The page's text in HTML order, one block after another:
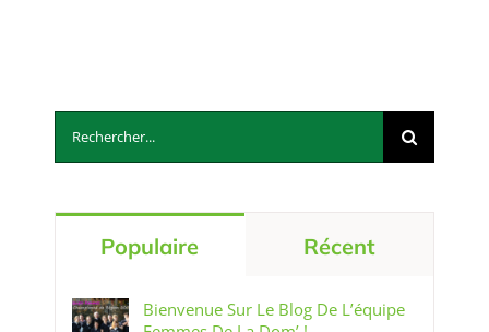
Rechercher:
Populaire Récent
Bienvenue Sur Le Blog De L’équipe